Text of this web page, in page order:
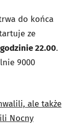
do końca
ze
22.00.
9000
ale także
Nocny